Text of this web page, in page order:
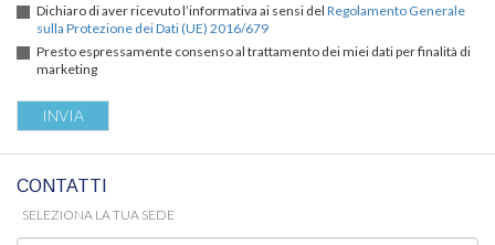
Dichiaro di aver ricevuto l’informativa ai sensi del Regolamento Generale
sulla Protezione dei Dati (UE) 2016/679
Presto espressamente consenso al trattamento dei miei dati per finalità di
marketing
CONTATTI
SELEZIONA LA TUA SEDE